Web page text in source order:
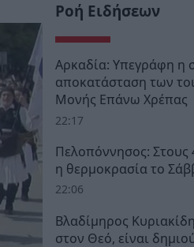
Ροή Ειδήσεων
Αρκαδία: Υπεγράφη η
αποκατάσταση των
Μονής Επάνω Χρέπας
22:17
Πελοπόννησος: Στους
η θερμοκρασία το
22:06
Βλαδίμηρος
στον Θεό, είναι